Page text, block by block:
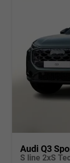
Audi Q3
S line 2xS